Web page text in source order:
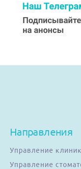
Направления
Управление
Управление